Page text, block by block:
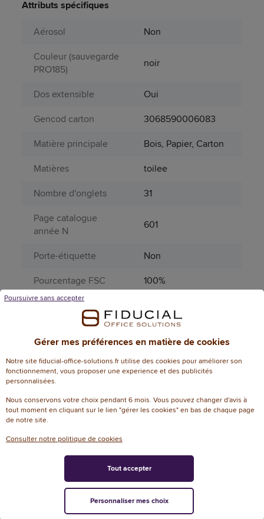
Attributs spécifiques
Aérosol
Non
Couleur (sauvegarde
PRO185)
noir
Dos extensible
Oui
Gencod carton
3068590006083
Matière principale
Bois, Papier, Carton
Matières
toilee
Nombre d'onglets
31
Page catalogue
année N
601
Porte-étiquette
Non
Pourcentage FSC
100%
Pourcentage PEFC
Produit dangereux
Non
Type de touches
Informations environnementales
% de recyclable
recyclable
Oui
Contenu recyclé
Oui
Gérer mes préférences en matière de cookies
Notre site fiducial-office-solutions.fr utilise des cookies pour améliorer son
fonctionnement, vous proposer une experience et des publicités
personnalisées.
Nous conservons votre choix pendant 6 mois. Vous pouvez changer d'avis à
tout moment en cliquant sur le lien "gérer les cookies" en bas de chaque page
de notre site.
Consulter notre politique de cookies
Poursuivre sans accepter
Personnaliser mes choix
Tout accepter